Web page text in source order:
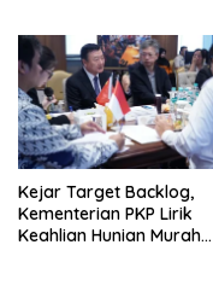
Kejar Target Backlog,
Kementerian PKP Lirik
Keahlian Hunian Murah